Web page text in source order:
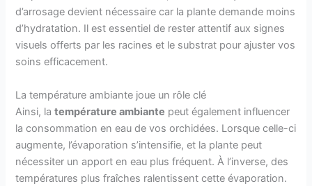
d’arrosage devient nécessaire car la plante demande moins
d’hydratation. Il est essentiel de rester attentif aux signes
visuels offerts par les racines et le substrat pour ajuster vos
soins efficacement.
La température ambiante joue un rôle clé
Ainsi, latempérature ambiante peut également influencer
la consommation en eau de vos orchidées. Lorsque celle-ci
augmente, l’évaporation s’intensifie, et la plante peut
nécessiter un apport en eau plus fréquent. À l’inverse, des
températures plus fraîches ralentissent cette évaporation.